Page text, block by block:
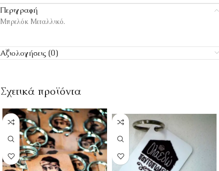
Περιγραφή
Μπρελόκ Μεταλλικό.
Αξιολογήσεις (0)
Σχετικά προϊόντα